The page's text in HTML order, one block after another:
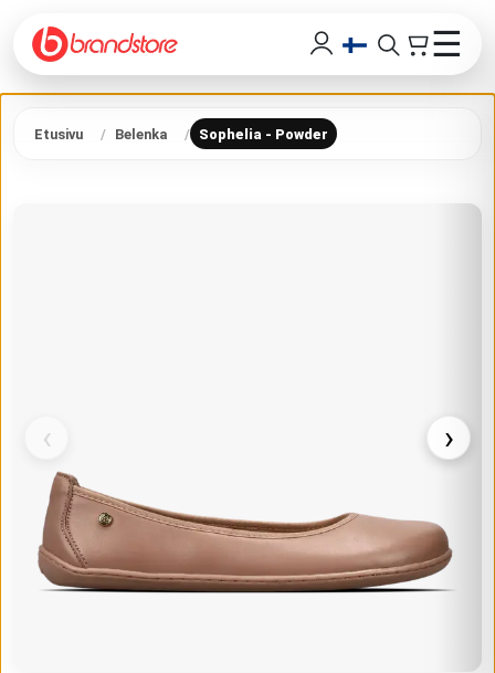
☰
Etusivu Belenka Sophelia - Powder
‹ ›